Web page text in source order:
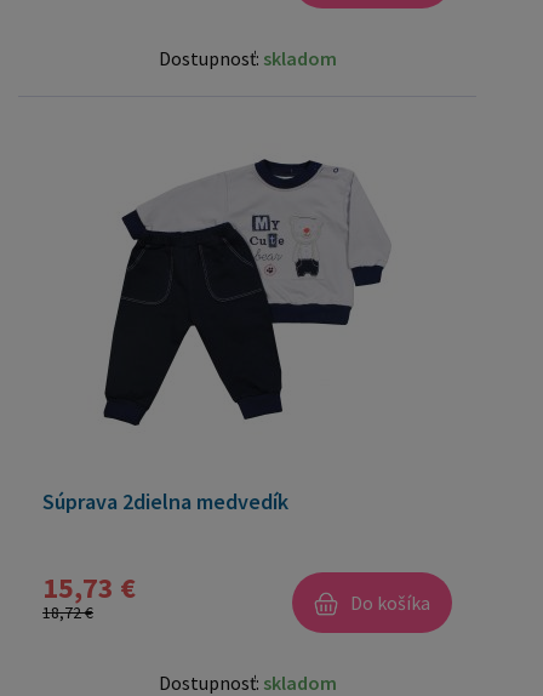
Dostupnosť: skladom
Súprava 2dielna medvedík
15,73 €
18,72 € Do košíka
Dostupnosť: skladom